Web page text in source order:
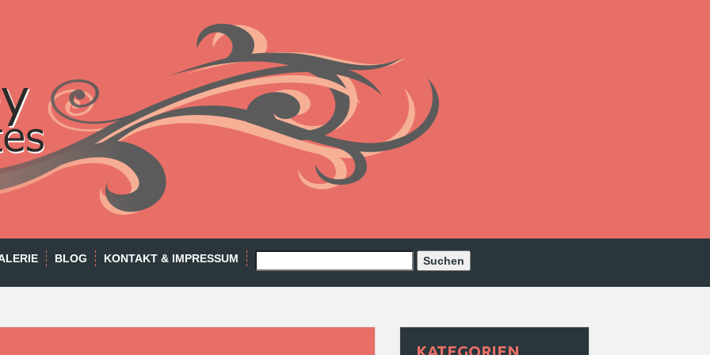
BLOG KONTAKT & IMPRESSUM